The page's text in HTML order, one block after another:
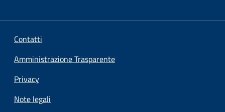
Contatti
Amministrazione Trasparente
Privacy
Note legali